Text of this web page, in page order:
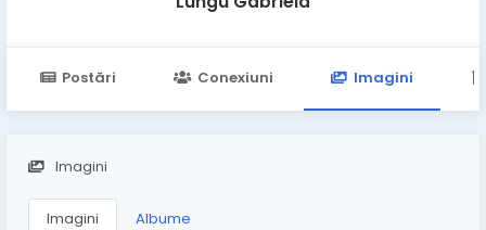
Postări Conexiuni Imagini
Imagini
Imagini Albume